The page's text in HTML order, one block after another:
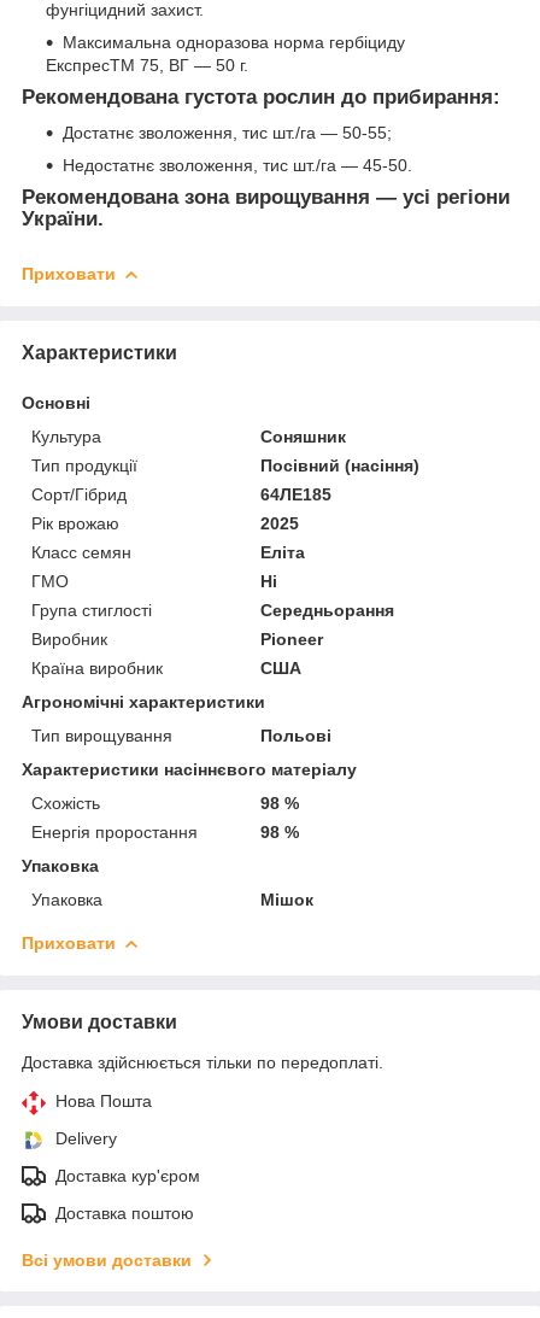
фунгіцидний захист.
Максимальна одноразова норма гербіциду
ЕкспресTM 75, ВГ — 50 г.
Рекомендована густота рослин до прибирання:
Достатнє зволоження, тис шт./га — 50-55;
Недостатнє зволоження, тис шт./га — 45-50.
Рекомендована зона вирощування — усі регіони
України.
Приховати
Характеристики
Основні
Культура
Соняшник
Тип продукції
Посівний (насіння)
Сорт/Гібрид
64ЛЕ185
Рік врожаю
2025
Класс семян
Еліта
ГМО
Ні
Група стиглості
Середньорання
Виробник
Pioneer
Країна виробник
США
Агрономічні характеристики
Тип вирощування
Польові
Характеристики насіннєвого матеріалу
Схожість
98 %
Енергія проростання
98 %
Упаковка
Упаковка
Мішок
Приховати
Умови доставки
Доставка здійснюється тільки по передоплаті.
Нова Пошта
Delivery
Доставка кур'єром
Доставка поштою
Всі умови доставки